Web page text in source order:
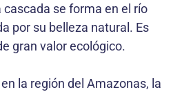
se forma en el río
por su belleza natural. Es
gran valor ecológico.
en la región del Amazonas, la